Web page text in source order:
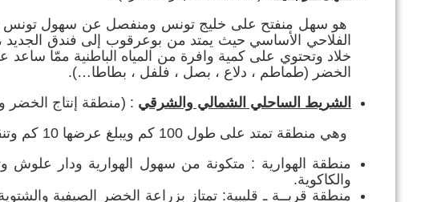
هو سهل منفتح على خليج تونس ومنفصل عن سهول تونس
الفلاحي الأساسي حيث يمتد من بوعرقوب إلى فندق الجديد
خلاد وتحتوي على كمية وافرة من المياه الباطنية ممّا
الخضر (طماطم ، دلاع ، بصل ، فلفل ، بطاطا…).
الشريط الساحلي الشمالي والشرقي : (منطقة إنتاج الخضر
وهي منطقة تمتد على طول 100 كم ويبلغ عرضها 10 كم وتنقسم إلى ثلاث مناطق:
منطقة الهوارية : متكونة من سهول الهوارية ودار علوش
والكاكوية.
منطقة قربــة ـ قليبية: تمتاز بزراعة الخضر الصيفية